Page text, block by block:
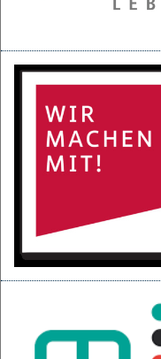
Projektpräsentation
16.05.2025
Kurzfilme über den
22.04.2025
KI-Fortbildung der
Null-Tage-Feier und